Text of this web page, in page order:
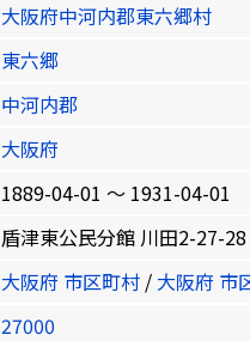
大阪府中河内郡東六郷村
東六郷
中河内郡
大阪府
1889-04-01 〜 1931-04-01
盾津東公民分館 川田2-27-
大阪府 市区町村 / 大阪府 市
27000